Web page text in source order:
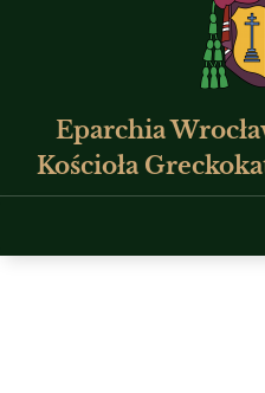
Eparchia
Kościoła